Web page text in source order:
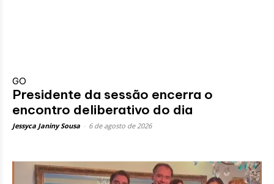
GO
Presidente da sessão encerra o
encontro deliberativo do dia
Jessyca Janiny Sousa 6 de agosto de 2026